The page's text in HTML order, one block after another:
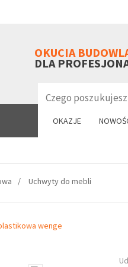
OKUCIA
DLA
OKAZJE
Uchwyty do mebli